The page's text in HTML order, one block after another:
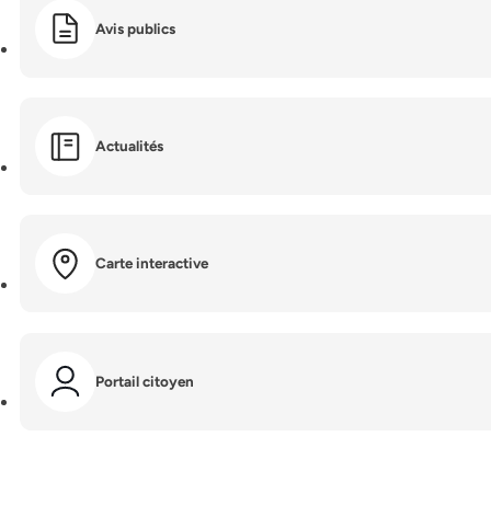
Avis publics
Actualités
Carte interactive
Portail citoyen